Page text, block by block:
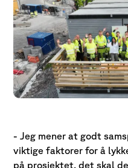
- Jeg mener at godt
viktige faktorer for å
på prosjektet, det skal